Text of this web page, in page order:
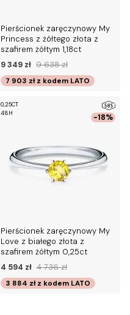
Pierścionek zaręczynowy My
Princess z żółtego złota z
szafirem żółtym 1,18ct
9 349 zł 9 638 zł
7 903 zł z kodem LATO
-18%
0,25CT
48H
Pierścionek zaręczynowy My
Love z białego złota z
szafirem żółtym 0,25ct
4 594 zł 4 736 zł
3 884 zł z kodem LATO